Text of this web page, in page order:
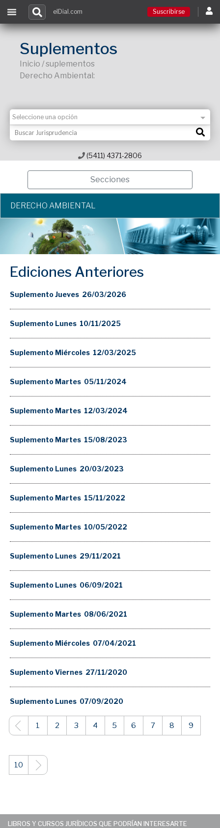
elDial.com Suscribirse
Suplementos
Inicio / suplementos
Derecho Ambiental:
(5411) 4371-2806
Secciones
DERECHO AMBIENTAL
Ediciones Anteriores
Suplemento Jueves 26/03/2026
Suplemento Lunes 10/11/2025
Suplemento Miércoles 12/03/2025
Suplemento Martes 05/11/2024
Suplemento Martes 12/03/2024
Suplemento Martes 15/08/2023
Suplemento Lunes 20/03/2023
Suplemento Martes 15/11/2022
Suplemento Martes 10/05/2022
Suplemento Lunes 29/11/2021
Suplemento Lunes 06/09/2021
Suplemento Martes 08/06/2021
Suplemento Miércoles 07/04/2021
Suplemento Viernes 27/11/2020
Suplemento Lunes 07/09/2020
1 2 3 4 5 6 7 8 9
10
LIBROS Y CURSOS JURÍDICOS QUE PODRÍAN INTERESARTE